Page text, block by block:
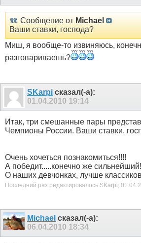
Сообщение от Michael
Ваши ставки, господа?
Миш, я вообще-то извиняюсь,
разговариваешь?
SKarpi сказал(-а):
01.04.2010 19:14
Итак, три смешанные пары
Чемпионы России. Ваши ставки,
Очень хочеться познакомиться!!!!
А победит.....конечно же
О наших девчонках, лучше
Последний раз редактировалось SKarpi;
Michael сказал(-а):
06.04.2010 18:34